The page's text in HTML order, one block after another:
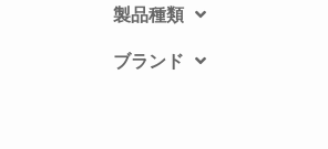
製品種類
ブランド